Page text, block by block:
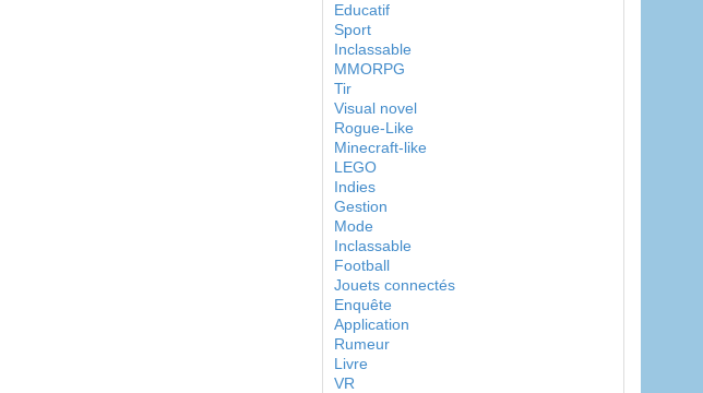
Educatif
Sport
Inclassable
MMORPG
Tir
Visual novel
Rogue-Like
Minecraft-like
LEGO
Indies
Gestion
Mode
Inclassable
Football
Jouets connectés
Enquête
Application
Rumeur
Livre
VR